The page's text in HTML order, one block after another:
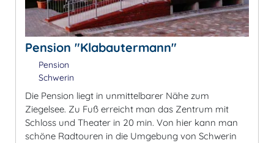
Pension "Klabautermann"
Pension
Schwerin
Die Pension liegt in unmittelbarer Nähe zum
Ziegelsee. Zu Fuß erreicht man das Zentrum mit
Schloss und Theater in 20 min. Von hier kann man
schöne Radtouren in die Umgebung von Schwerin